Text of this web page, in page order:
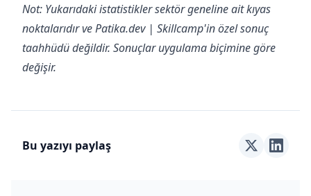
Not: Yukarıdaki istatistikler sektör geneline ait kıyas
noktalarıdır ve Patika.dev | Skillcamp'in özel sonuç
taahhüdü değildir. Sonuçlar uygulama biçimine göre
değişir.
Bu yazıyı paylaş